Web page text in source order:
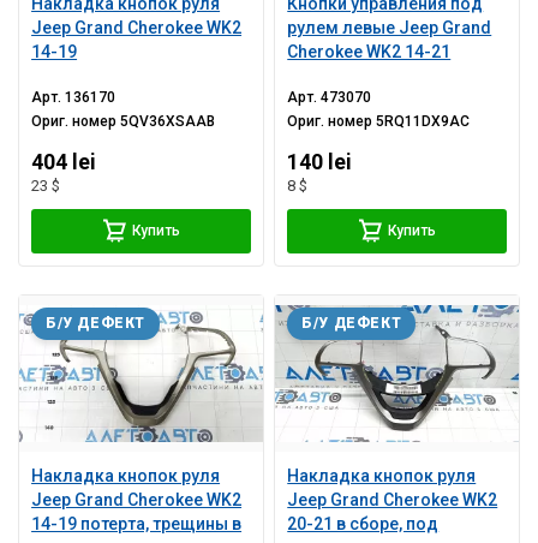
Накладка кнопок руля
Jeep Grand Cherokee WK2
14-19
Арт.136170
Ориг. номер5QV36XSAAB
404 lei
23 $
Купить
Кнопки управления под
рулем левые Jeep Grand
Cherokee WK2 14-21
Арт.473070
Ориг. номер5RQ11DX9AC
140 lei
8 $
Купить
Накладка кнопок руля
Jeep Grand Cherokee WK2
14-19 потерта, трещины в
Б/У ДЕФЕКТ
Накладка кнопок руля
Jeep Grand Cherokee WK2
20-21 в сборе, под
Б/У ДЕФЕКТ